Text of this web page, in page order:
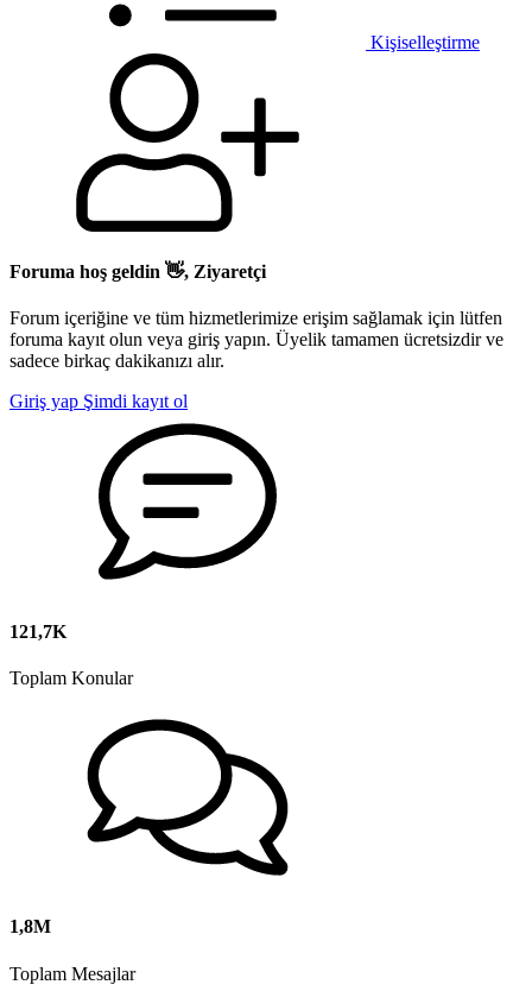
Kişiselleştirme
Foruma hoş geldin 👋, Ziyaretçi
Forum içeriğine ve tüm hizmetlerimize erişim sağlamak için lütfen
foruma kayıt olun veya giriş yapın. Üyelik tamamen ücretsizdir ve
sadece birkaç dakikanızı alır.
Giriş yap Şimdi kayıt ol
121,7K
Toplam Konular
1,8M
Toplam Mesajlar